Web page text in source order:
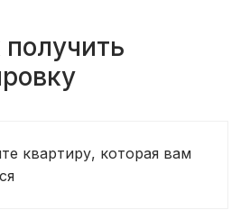
квартиру, которая вам